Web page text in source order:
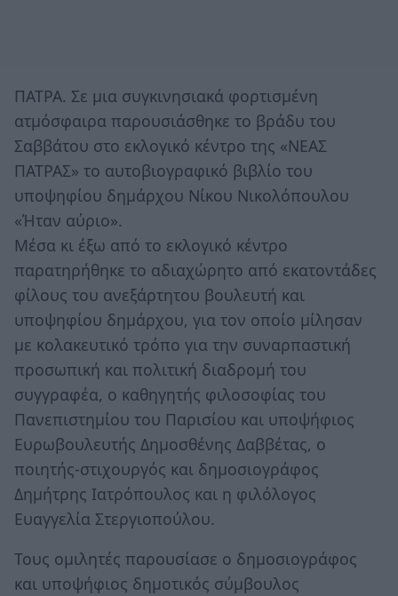
ΠΑΤΡΑ. Σε μια συγκινησιακά φορτισμένη
ατμόσφαιρα παρουσιάσθηκε το βράδυ του
Σαββάτου στο εκλογικό κέντρο της «ΝΕΑΣ
ΠΑΤΡΑΣ» το αυτοβιογραφικό βιβλίο του
υποψηφίου δημάρχου Νίκου Νικολόπουλου
«Ήταν αύριο».
Μέσα κι έξω από το εκλογικό κέντρο
παρατηρήθηκε το αδιαχώρητο από εκατοντάδες
φίλους του ανεξάρτητου βουλευτή και
υποψηφίου δημάρχου, για τον οποίο μίλησαν
με κολακευτικό τρόπο για την συναρπαστική
προσωπική και πολιτική διαδρομή του
συγγραφέα, ο καθηγητής φιλοσοφίας του
Πανεπιστημίου του Παρισίου και υποψήφιος
Ευρωβουλευτής Δημοσθένης Δαββέτας, ο
ποιητής-στιχουργός και δημοσιογράφος
Δημήτρης Ιατρόπουλος και η φιλόλογος
Ευαγγελία Στεργιοπούλου.
Τους ομιλητές παρουσίασε ο δημοσιογράφος
και υποψήφιος δημοτικός σύμβουλος